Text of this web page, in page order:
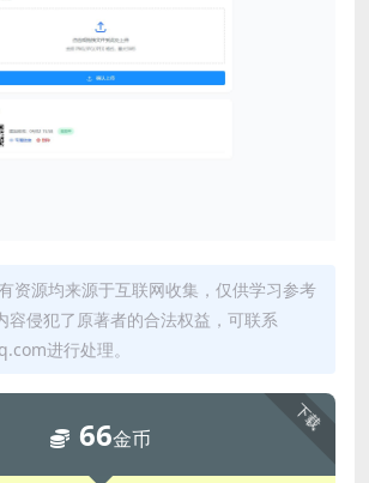
资源均来源于互联网收集，仅供学习参考
容侵犯了原著者的合法权益，可联系
进行处理。
下载
66金币